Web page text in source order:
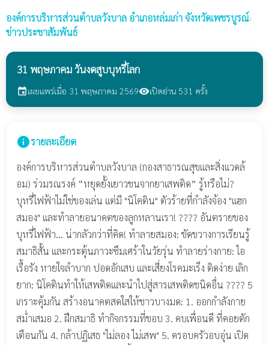
องค์การบริหารส่วนตำบลวังบาล อำเภอหล่มเก่า จังหวัดเพชรบูรณ์›
ข่าวประชาสัมพันธ์
31 พฤษภาคม วันงดสูบบุหรี่โลก
eventเผยแพร่เมื่อ 31 พฤษภาคม 2569visibilityเปิดอ่าน 531 ครั้ง
infoรายละเอียด
องค์การบริหารส่วนตำบลวังบาล (กองสาธารณสุขและสิ่งเเวดล้
อม) ร่วมรณรงค์ “หยุดยั้งเยาวชนจากยาเสพติด” รู้หรือไม่?
บุหรี่ไฟฟ้าไม่ใช่ของเล่น แต่มี "นิโคติน" ตัวร้ายที่กำลังจ้อง "แฮก
สมอง" และทำลายอนาคตของลูกหลานเรา! ???? อันตรายของ
บุหรี่ไฟฟ้า... น่ากลัวกว่าที่คิด! ทำลายสมอง: ขัดขวางการเรียนรู้
สมาธิสั้น และกระตุ้นภาวะซึมเศร้าในวัยรุ่น ทำลายร่างกาย: ไอ
เรื้อรัง หายใจลำบาก ปอดอักเสบ และเสี่ยงโรคมะเร็ง ติดง่าย เลิก
ยาก: นิโคตินทำให้เสพติดและนำไปสู่สารเสพติดชนิดอื่น ???? 5
เกราะคุ้มกัน สร้างอนาคตสดใสให้ชาวบางมด: 1. ออกกำลังกาย
สม่ำเสมอ 2. ฝึกสมาธิ ทำกิจกรรมที่ชอบ 3. คบเพื่อนดี ที่คอยตัก
เตือนกัน 4. กล้าปฏิเสธ "ไม่ลอง ไม่เสพ" 5. ครอบครัวอบอุ่น เปิด